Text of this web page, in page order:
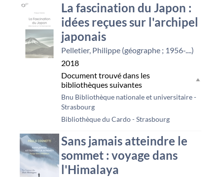
La fascination du Japon :
idées reçues sur l'archipel
japonais
Pelletier, Philippe (géographe ; 1956-....)
2018
Document trouvé dans les
bibliothèques suivantes
Bnu Bibliothèque nationale et universitaire -
Strasbourg
Bibliothèque du Cardo - Strasbourg
Sans jamais atteindre le
sommet : voyage dans
l'Himalaya